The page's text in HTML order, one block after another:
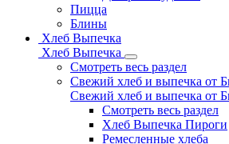
Пицца
Блины
Хлеб Выпечка
Хлеб Выпечка
Смотреть весь раздел
Свежий хлеб и выпечка от
Свежий хлеб и выпечка от
Смотреть весь раздел
Хлеб Выпечка Пироги
Ремесленные хлеба